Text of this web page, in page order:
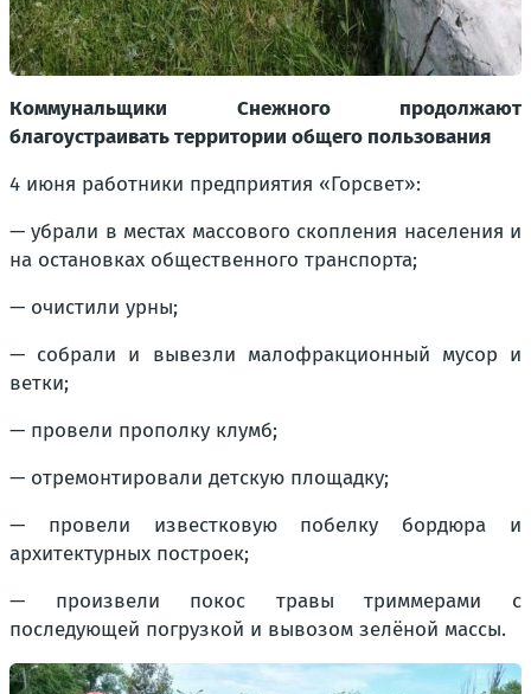
Коммунальщики Снежного продолжают
благоустраивать территории общего пользования
4 июня работники предприятия «Горсвет»:
— убрали в местах массового скопления населения и
на остановках общественного транспорта;
— очистили урны;
— собрали и вывезли малофракционный мусор и
ветки;
— провели прополку клумб;
— отремонтировали детскую площадку;
— провели известковую побелку бордюра и
архитектурных построек;
— произвели покос травы триммерами с
последующей погрузкой и вывозом зелёной массы.